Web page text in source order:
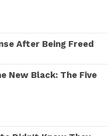
After Being Freed
New Black: The Five